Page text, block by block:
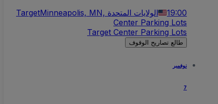
19:00 Minneapolis, MN, الولايات المتحدة
Target
Center Parking Lots
Target Center Parking Lots
طالع تصاريح الوقوف
نوفمبر
7